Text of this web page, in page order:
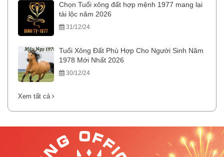
Chọn Tuổi xông đất hợp mệnh 1977 mang lại
tài lộc năm 2026
31/12/24
Tuổi Xông Đất Phù Hợp Cho Người Sinh Năm
1978 Mới Nhất 2026
30/12/24
Xem tất cả